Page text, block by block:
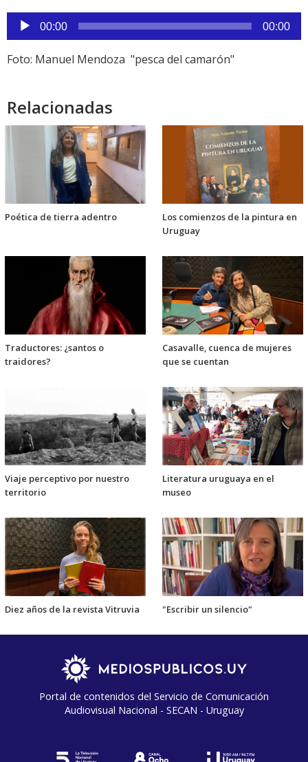
Reproductor
audio
00:00 00:00
Foto: Manuel Mendoza "pesca del camarón"
Relacionadas
Poética de tierra adentro
Los comienzos de la pintura en
Uruguay
Traductores: ¿santos o
traidores?
Casavalle, cuenca de mujeres
que se cuentan
Viaje perceptivo por nuestro
territorio
Literatura uruguaya en el
museo
Diez años de la revista Vitruvia "Escribir un silencio"
Portal de contenidos del Servicio de Comunicación
Audiovisual Nacional - SECAN - Uruguay